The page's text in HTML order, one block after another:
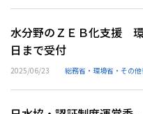
水分野のＺＥＢ化支援
日まで受付
2025/06/23 総務省・環境省・その